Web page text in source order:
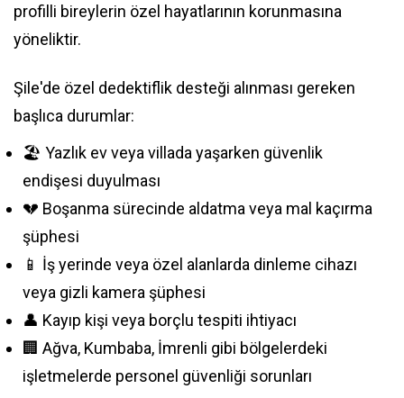
profilli bireylerin özel hayatlarının korunmasına
yöneliktir.
Şile'de özel dedektiflik desteği alınması gereken
başlıca durumlar:
🏖️ Yazlık ev veya villada yaşarken güvenlik
endişesi duyulması
💔 Boşanma sürecinde aldatma veya mal kaçırma
şüphesi
📱 İş yerinde veya özel alanlarda dinleme cihazı
veya gizli kamera şüphesi
👤 Kayıp kişi veya borçlu tespiti ihtiyacı
🏢 Ağva, Kumbaba, İmrenli gibi bölgelerdeki
işletmelerde personel güvenliği sorunları